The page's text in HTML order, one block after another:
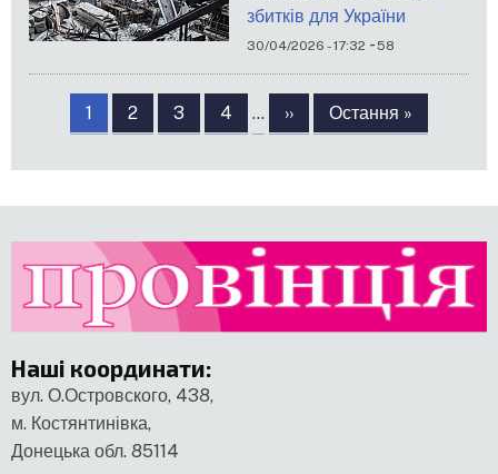
збитків для України
30/04/2026 - 17:32 -58
Розбивка
сторінки
Сторінка
1 Сторінка
2 Сторінка
3 Сторінка
4 …
Наступна
сторінка
››
Остання
сторінка
Остання »
Наші координати:
вул. О.Островского, 438,
м. Костянтинівка,
Донецька обл. 85114